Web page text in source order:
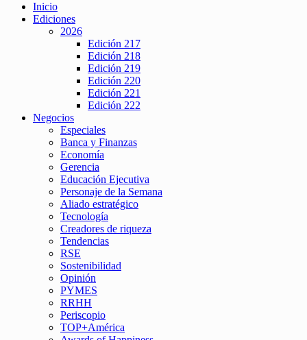
Inicio
Ediciones
2026
Edición 217
Edición 218
Edición 219
Edición 220
Edición 221
Edición 222
Negocios
Especiales
Banca y Finanzas
Economía
Gerencia
Educación Ejecutiva
Personaje de la Semana
Aliado estratégico
Tecnología
Creadores de riqueza
Tendencias
RSE
Sostenibilidad
Opinión
PYMES
RRHH
Periscopio
TOP+América